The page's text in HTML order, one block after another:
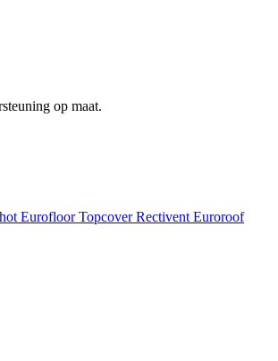
op maat.
EurofloorTopcoverRectivent Euroroof